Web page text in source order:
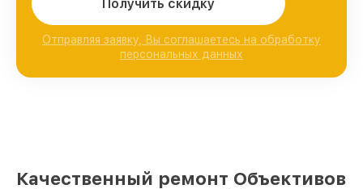
Получить скидку
Отправляя заявку, Вы соглашаетесь на обработку
персональных данных
Качественный ремонт Объективов